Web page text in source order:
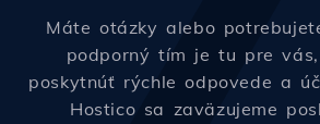
Máte otázky alebo
podporný tím je tu pre
poskytnúť rýchle odpovede a
Hostico sa zaväzujeme